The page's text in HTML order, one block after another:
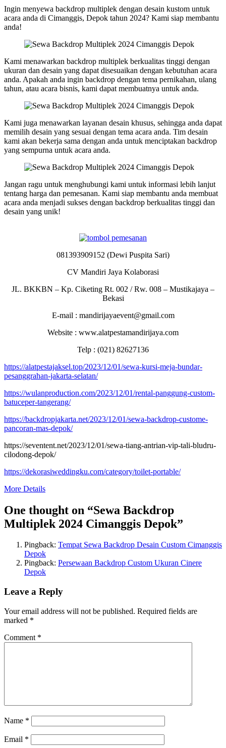
Ingin menyewa backdrop multiplek dengan desain kustom untuk
acara anda di Cimanggis, Depok tahun 2024? Kami siap membantu
anda!
Kami menawarkan backdrop multiplek berkualitas tinggi dengan
ukuran dan desain yang dapat disesuaikan dengan kebutuhan acara
anda. Apakah anda ingin backdrop dengan tema pernikahan, ulang
tahun, atau acara bisnis, kami dapat membuatnya untuk anda.
Kami juga menawarkan layanan desain khusus, sehingga anda dapat
memilih desain yang sesuai dengan tema acara anda. Tim desain
kami akan bekerja sama dengan anda untuk menciptakan backdrop
yang sempurna untuk acara anda.
Jangan ragu untuk menghubungi kami untuk informasi lebih lanjut
tentang harga dan pemesanan. Kami siap membantu anda membuat
acara anda menjadi sukses dengan backdrop berkualitas tinggi dan
desain yang unik!
081393909152 (Dewi Puspita Sari)
CV Mandiri Jaya Kolaborasi
JL. BKKBN – Kp. Ciketing Rt. 002 / Rw. 008 – Mustikajaya –
Bekasi
E-mail : mandirijayaevent@gmail.com
Website : www.alatpestamandirijaya.com
Telp : (021) 82627136
https://alatpestajaksel.top/2023/12/01/sewa-kursi-meja-bundar-
pesanggrahan-jakarta-selatan/
https://wulanproduction.com/2023/12/01/rental-panggung-custom-
batuceper-tangerang/
https://backdropjakarta.net/2023/12/01/sewa-backdrop-custome-
pancoran-mas-depok/
https://seventent.net/2023/12/01/sewa-tiang-antrian-vip-tali-bludru-
cilodong-depok/
https://dekorasiweddingku.com/category/toilet-portable/
More Details
One thought on “Sewa Backdrop
Multiplek 2024 Cimanggis Depok”
Pingback: Tempat Sewa Backdrop Desain Custom Cimanggis
Depok
Pingback: Persewaan Backdrop Custom Ukuran Cinere
Depok
Leave a Reply
Your email address will not be published. Required fields are
marked *
Comment *
Name *
Email *